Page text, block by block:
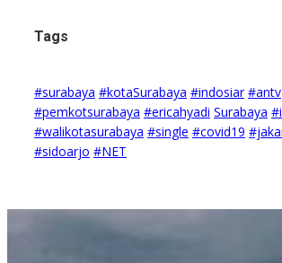
Tags
#surabaya #kotaSurabaya #indosiar #antv
#pemkotsurabaya #ericahyadi Surabaya
#walikotasurabaya #single #covid19
#sidoarjo #NET